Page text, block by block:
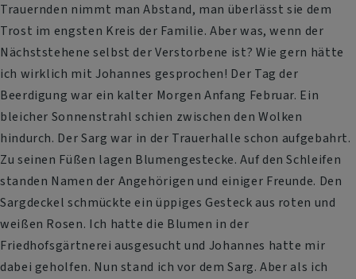
Trauernden nimmt man Abstand, man überlässt sie dem
Trost im engsten Kreis der Familie. Aber was, wenn der
Nächststehene selbst der Verstorbene ist? Wie gern hätte
ich wirklich mit Johannes gesprochen! Der Tag der
Beerdigung war ein kalter Morgen Anfang Februar. Ein
bleicher Sonnenstrahl schien zwischen den Wolken
hindurch. Der Sarg war in der Trauerhalle schon aufgebahrt.
Zu seinen Füßen lagen Blumengestecke. Auf den Schleifen
standen Namen der Angehörigen und einiger Freunde. Den
Sargdeckel schmückte ein üppiges Gesteck aus roten und
weißen Rosen. Ich hatte die Blumen in der
Friedhofsgärtnerei ausgesucht und Johannes hatte mir
dabei geholfen. Nun stand ich vor dem Sarg. Aber als ich